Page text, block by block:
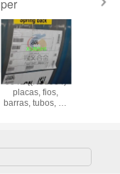
904L ((N08904)
placas, fios,
barras, tubos, de
preço